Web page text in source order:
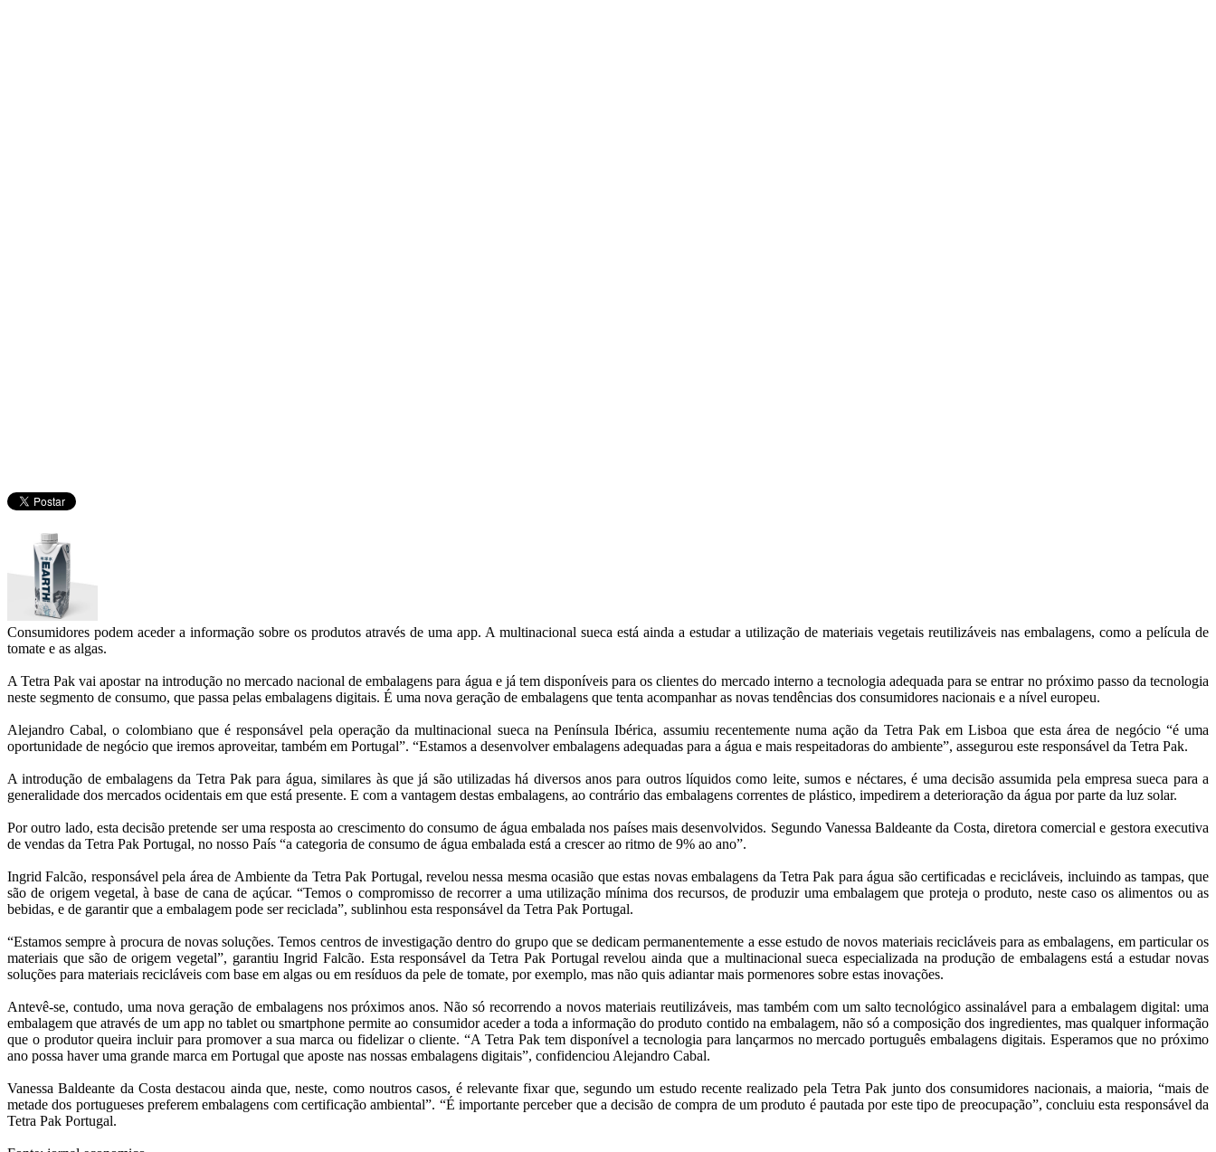
Consumidores podem aceder a informação sobre os produtos através de uma app. A multinacional sueca está ainda a estudar a utilização de materiais vegetais reutilizáveis nas embalagens, como a película de
tomate e as algas.
A Tetra Pak vai apostar na introdução no mercado nacional de embalagens para água e já tem disponíveis para os clientes do mercado interno a tecnologia adequada para se entrar no próximo passo da tecnologia
neste segmento de consumo, que passa pelas embalagens digitais. É uma nova geração de embalagens que tenta acompanhar as novas tendências dos consumidores nacionais e a nível europeu.
Alejandro Cabal, o colombiano que é responsável pela operação da multinacional sueca na Península Ibérica, assumiu recentemente numa ação da Tetra Pak em Lisboa que esta área de negócio “é uma
oportunidade de negócio que iremos aproveitar, também em Portugal”. “Estamos a desenvolver embalagens adequadas para a água e mais respeitadoras do ambiente”, assegurou este responsável da Tetra Pak.
A introdução de embalagens da Tetra Pak para água, similares às que já são utilizadas há diversos anos para outros líquidos como leite, sumos e néctares, é uma decisão assumida pela empresa sueca para a
generalidade dos mercados ocidentais em que está presente. E com a vantagem destas embalagens, ao contrário das embalagens correntes de plástico, impedirem a deterioração da água por parte da luz solar.
Por outro lado, esta decisão pretende ser uma resposta ao crescimento do consumo de água embalada nos países mais desenvolvidos. Segundo Vanessa Baldeante da Costa, diretora comercial e gestora executiva
de vendas da Tetra Pak Portugal, no nosso País “a categoria de consumo de água embalada está a crescer ao ritmo de 9% ao ano”.
Ingrid Falcão, responsável pela área de Ambiente da Tetra Pak Portugal, revelou nessa mesma ocasião que estas novas embalagens da Tetra Pak para água são certificadas e recicláveis, incluindo as tampas, que
são de origem vegetal, à base de cana de açúcar. “Temos o compromisso de recorrer a uma utilização mínima dos recursos, de produzir uma embalagem que proteja o produto, neste caso os alimentos ou as
bebidas, e de garantir que a embalagem pode ser reciclada”, sublinhou esta responsável da Tetra Pak Portugal.
“Estamos sempre à procura de novas soluções. Temos centros de investigação dentro do grupo que se dedicam permanentemente a esse estudo de novos materiais recicláveis para as embalagens, em particular os
materiais que são de origem vegetal”, garantiu Ingrid Falcão. Esta responsável da Tetra Pak Portugal revelou ainda que a multinacional sueca especializada na produção de embalagens está a estudar novas
soluções para materiais recicláveis com base em algas ou em resíduos da pele de tomate, por exemplo, mas não quis adiantar mais pormenores sobre estas inovações.
Antevê-se, contudo, uma nova geração de embalagens nos próximos anos. Não só recorrendo a novos materiais reutilizáveis, mas também com um salto tecnológico assinalável para a embalagem digital: uma
embalagem que através de um app no tablet ou smartphone permite ao consumidor aceder a toda a informação do produto contido na embalagem, não só a composição dos ingredientes, mas qualquer informação
que o produtor queira incluir para promover a sua marca ou fidelizar o cliente. “A Tetra Pak tem disponível a tecnologia para lançarmos no mercado português embalagens digitais. Esperamos que no próximo
ano possa haver uma grande marca em Portugal que aposte nas nossas embalagens digitais”, confidenciou Alejandro Cabal.
Vanessa Baldeante da Costa destacou ainda que, neste, como noutros casos, é relevante fixar que, segundo um estudo recente realizado pela Tetra Pak junto dos consumidores nacionais, a maioria, “mais de
metade dos portugueses preferem embalagens com certificação ambiental”. “É importante perceber que a decisão de compra de um produto é pautada por este tipo de preocupação”, concluiu esta responsável da
Tetra Pak Portugal.